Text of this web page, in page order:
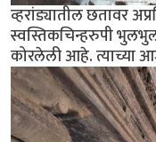
व्हरांड्यातील छतावर
स्वस्तिकचिन्हरुपी
कोरलेली आहे. त्याच्या